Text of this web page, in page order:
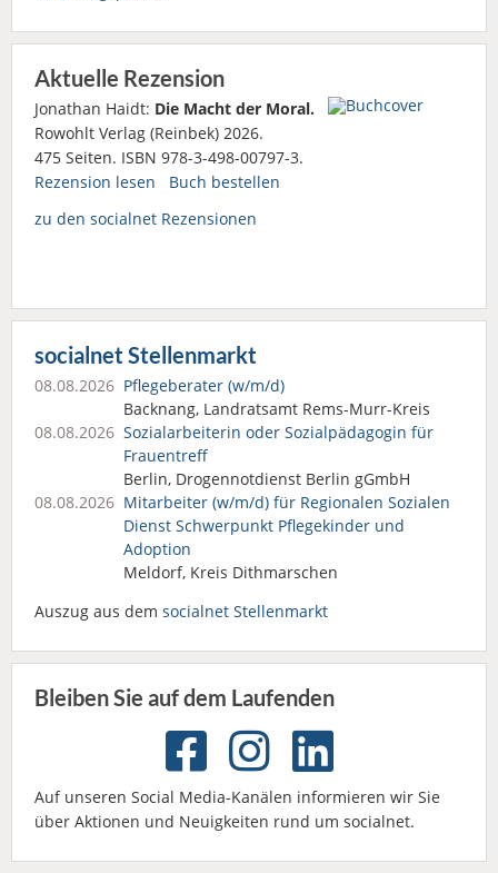
Aktuelle Rezension
Jonathan Haidt: Die Macht der Moral.
Rowohlt Verlag (Reinbek) 2026.
475 Seiten. ISBN 978-3-498-00797-3.
Rezension lesen
Buch bestellen
zu den socialnet Rezensionen
socialnet Stellenmarkt
08.08.2026 Pflegeberater (w/m/d)
Backnang, Landratsamt Rems-Murr-Kreis
08.08.2026 Sozialarbeiterin oder Sozialpädagogin für
Frauentreff
Berlin, Drogennotdienst Berlin gGmbH
08.08.2026 Mitarbeiter (w/m/d) für Regionalen Sozialen
Dienst Schwerpunkt Pflegekinder und
Adoption
Meldorf, Kreis Dithmarschen
Auszug aus dem socialnet Stellenmarkt
Bleiben Sie auf dem Laufenden
Auf unseren Social Media-Kanälen informieren wir Sie
über Aktionen und Neuigkeiten rund um socialnet.